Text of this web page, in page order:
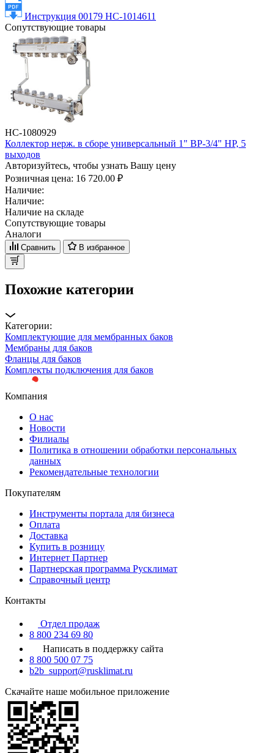
Инструкция 00179 НС-1014611
Сопутствующие товары
НС-1080929
Коллектор нерж. в сборе универсальный 1" ВР-3/4" НР, 5
выходов
Авторизуйтесь, чтобы узнать Вашу цену
Розничная цена: 16 720.00 ₽
Наличие:
Наличие:
Наличие на складе
Сопутствующие товары
Аналоги
Сравнить В избранное
Похожие категории
Категории:
Комплектующие для мембранных баков
Мембраны для баков
Фланцы для баков
Комплекты подключения для баков
Компания
О нас
Новости
Филиалы
Политика в отношении обработки персональных
данных
Рекомендательные технологии
Покупателям
Инструменты портала для бизнеса
Оплата
Доставка
Купить в розницу
Интернет Партнер
Партнерская программа Русклимат
Справочный центр
Контакты
Отдел продаж
8 800 234 69 80
Написать в поддержку сайта
8 800 500 07 75
b2b_support@rusklimat.ru
Скачайте наше мобильное приложение